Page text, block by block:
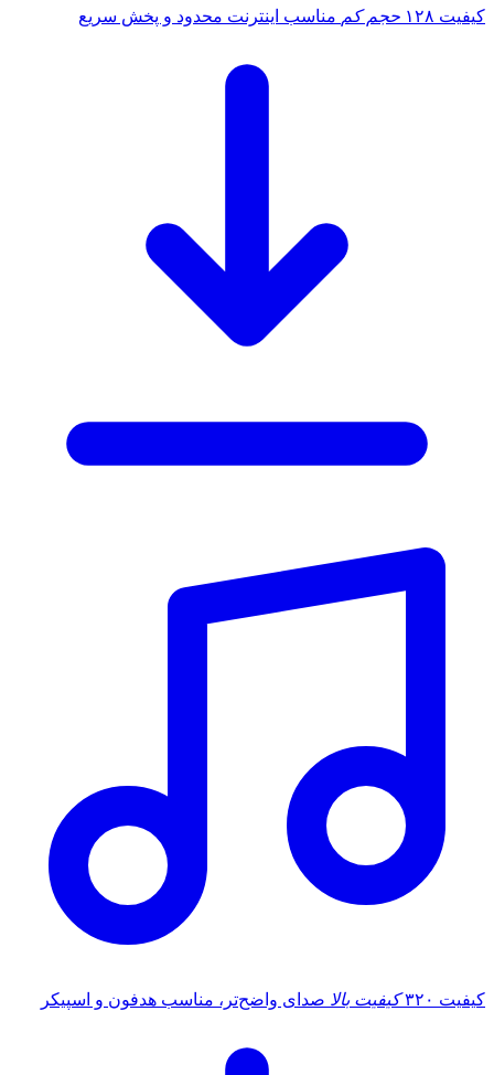
کیفیت ۱۲۸ حجم کم مناسب اینترنت محدود و پخش سریع
کیفیت ۳۲۰ کیفیت بالا صدای واضح‌تر، مناسب هدفون و اسپیکر